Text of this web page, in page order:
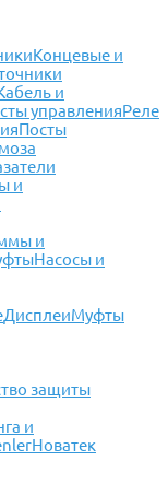
Концевые и
и
управленияРеле
Посты
и
и
Насосы и
ДисплеиМуфты
защиты
и
Новатек